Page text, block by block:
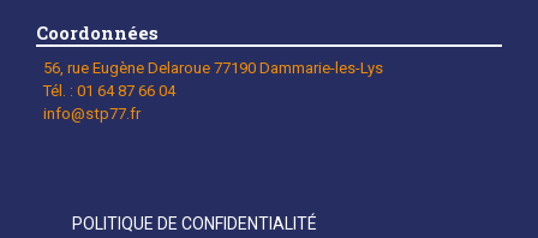
Coordonnées
56, rue Eugène Delaroue 77190 Dammarie-les-Lys
Tél. : 01 64 87 66 04
info@stp77.fr
POLITIQUE DE CONFIDENTIALITÉ